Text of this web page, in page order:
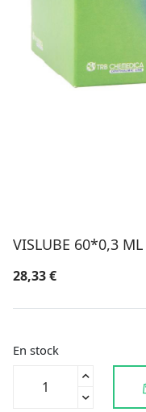
VISLUBE 60*0,3 ML
28,33€
En stock